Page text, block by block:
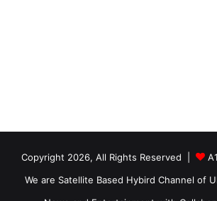
We are Satellite Based Hybird Channel of